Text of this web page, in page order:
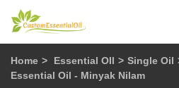
Home > Essential OIl > Single Oil
Essential Oil - Minyak Nilam